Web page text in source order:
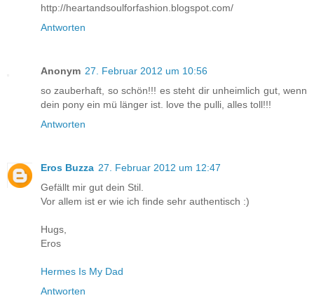
http://heartandsoulforfashion.blogspot.com/
Antworten
Anonym 27. Februar 2012 um 10:56
so zauberhaft, so schön!!! es steht dir unheimlich gut, wenn
dein pony ein mü länger ist. love the pulli, alles toll!!!
Antworten
Eros Buzza 27. Februar 2012 um 12:47
Gefällt mir gut dein Stil.
Vor allem ist er wie ich finde sehr authentisch :)
Hugs,
Eros
Hermes Is My Dad
Antworten